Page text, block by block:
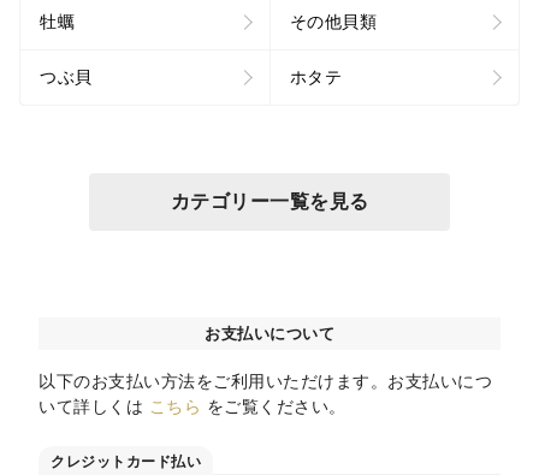
牡蠣 その他貝類
つぶ貝 ホタテ
カテゴリー一覧を見る
お支払いについて
以下のお支払い方法をご利用いただけます。お支払いにつ
いて詳しくは こちら をご覧ください。
クレジットカード払い